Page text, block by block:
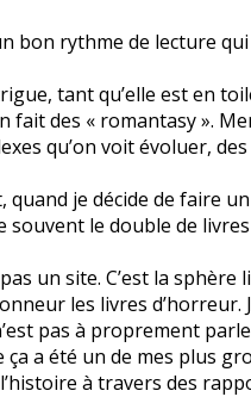
bon rythme de lecture
tant qu’elle est en
fait des « romantasy ».
qu’on voit évoluer,
quand je décide de faire
souvent le double de
un site. C’est la sphère
les livres d’horreur.
pas à proprement
a été un de mes plus
à travers des